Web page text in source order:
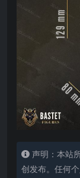
声明：本站
创发布。任何